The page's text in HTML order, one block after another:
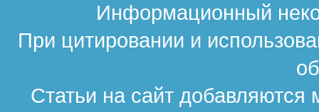
Информационный
При цитировании и
Статьи на сайт